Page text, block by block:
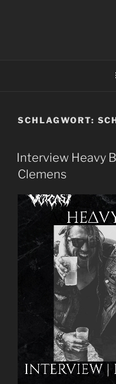
SCHLAGWORT:
Interview Heavy
Clemens